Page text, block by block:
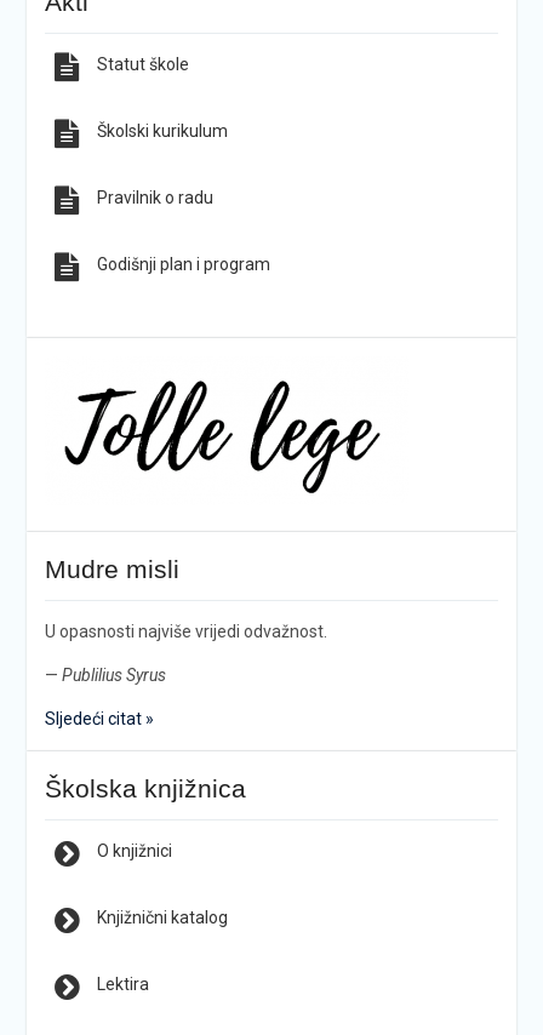
Statut škole
Školski kurikulum
Pravilnik o radu
Godišnji plan i program
Mudre misli
U opasnosti najviše vrijedi odvažnost.
— Publilius Syrus
Sljedeći citat »
Školska knjižnica
O knjižnici
Knjižnični katalog
Lektira